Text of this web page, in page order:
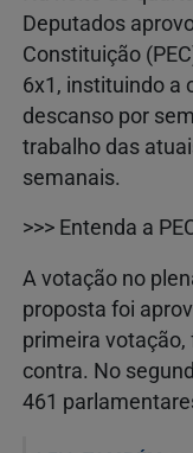
Deputados
Constituição
6x1, instituindo a
descanso por
trabalho das
semanais.
>>> Entenda a
A votação no
proposta foi
primeira votação,
contra. No
461